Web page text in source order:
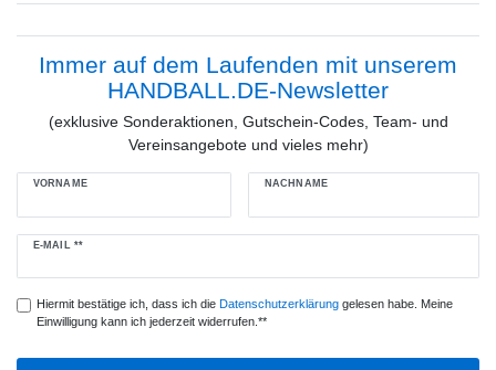
Immer auf dem Laufenden mit unserem
HANDBALL.DE-Newsletter
(exklusive Sonderaktionen, Gutschein-Codes, Team- und
Vereinsangebote und vieles mehr)
VORNAME NACHNAME
E-MAIL **
Newsletter
Hiermit bestätige ich, dass ich die Daten­schutz­erklärunggelesen habe. Meine
Einwilligung kann ich jederzeit widerrufen.**